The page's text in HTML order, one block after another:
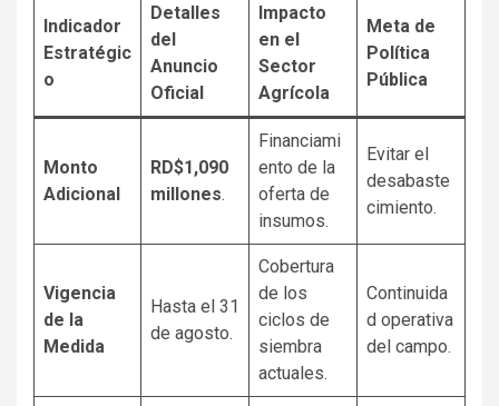
Indicador
Estratégic
o
Detalles
del
Anuncio
Oficial
Impacto
en el
Sector
Agrícola
Meta de
Política
Pública
Monto
Adicional
RD$1,090
millones.
Financiami
ento de la
oferta de
insumos.
Evitar el
desabaste
cimiento.
Vigencia
de la
Medida
Hasta el 31
de agosto.
Cobertura
de los
ciclos de
siembra
actuales.
Continuida
d operativa
del campo.